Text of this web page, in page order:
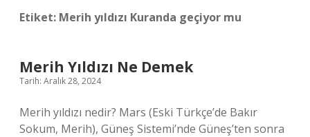
Etiket: Merih yıldızı Kuranda geçiyor mu
Merih Yıldızı Ne Demek
Tarih: Aralık 28, 2024
Merih yıldızı nedir? Mars (Eski Türkçe’de Bakır
Sokum, Merih), Güneş Sistemi’nde Güneş’ten sonra